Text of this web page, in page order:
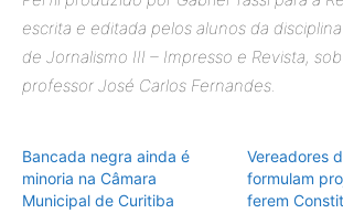
escrita e editada pelos alunos da
de Jornalismo III – Impresso e Revista,
professor José Carlos Fernandes.
Bancada negra ainda é
minoria na Câmara
Municipal de Curitiba
Vereadores
formulam
ferem